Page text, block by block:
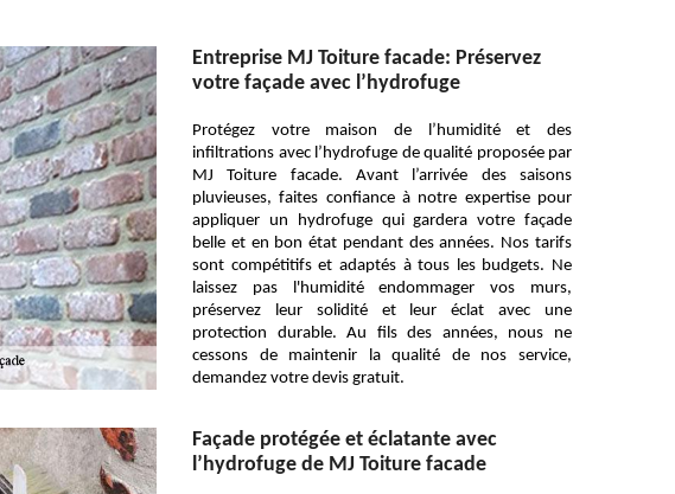
Entreprise MJ Toiture facade: Préservez
votre façade avec l’hydrofuge
Protégez votre maison de l’humidité et des
infiltrations avec l’hydrofuge de qualité proposée par
MJ Toiture facade. Avant l’arrivée des saisons
pluvieuses, faites confiance à notre expertise pour
appliquer un hydrofuge qui gardera votre façade
belle et en bon état pendant des années. Nos tarifs
sont compétitifs et adaptés à tous les budgets. Ne
laissez pas l'humidité endommager vos murs,
préservez leur solidité et leur éclat avec une
protection durable. Au fils des années, nous ne
cessons de maintenir la qualité de nos service,
demandez votre devis gratuit.
Façade protégée et éclatante avec
l’hydrofuge de MJ Toiture facade